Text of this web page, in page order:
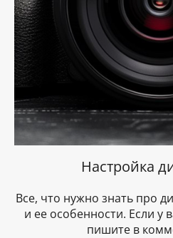
Настройка
Все, что нужно знать про
и ее особенности. Если у
пишите в